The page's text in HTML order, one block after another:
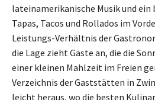
lateinamerikanische Musik und ein
Tapas, Tacos und Rollados im
Leistungs-Verhältnis der
die Lage zieht Gäste an, die die
einer kleinen Mahlzeit im Freien
Verzeichnis der Gaststätten in
leicht heraus, wo die besten